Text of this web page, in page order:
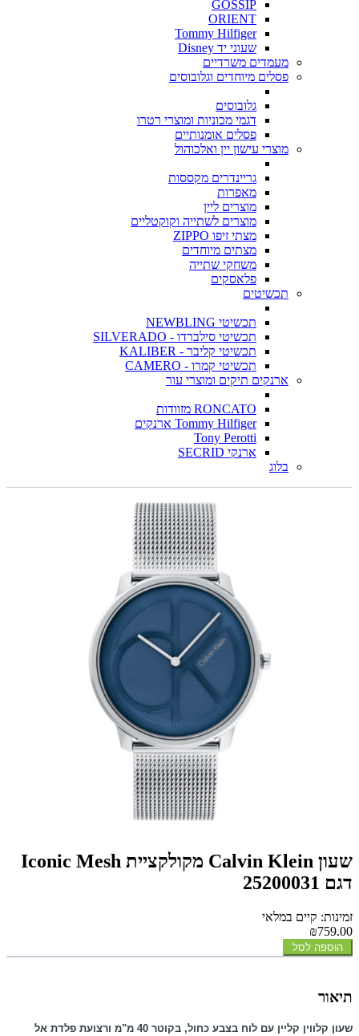
GOSSIP
ORIENT
Tommy Hilfiger
שעוני יד Disney
מעמדים משרדיים
פסלים מיוחדים וגלובוסים
גלובוסים
דגמי מכוניות ומוצרי רטרו
פסלים אומנותיים
מוצרי עישון יין ואלכוהול
גריינדרים מקססות
מאפרות
מוצרים ליין
מוצרים לשתייה וקוקטליים
מצתי זיפו ZIPPO
מצתים מיוחדים
משחקי שתייה
פלאסקים
תכשיטים
תכשיטי NEWBLING
תכשיטי סילברדו - SILVERADO
תכשיטי קליבר - KALIBER
תכשיטי קמרו - CAMERO
ארנקים תיקים ומוצרי עור
RONCATO מזוודות
Tommy Hilfiger ארנקים
Tony Perotti
ארנקי SECRID
בלוג
שעון Calvin Klein מקולקציית Iconic Mesh
דגם 25200031
זמינות: קיים במלאי
₪759.00
הוספה לסל
תיאור
שעון קלווין קליין עם לוח בצבע כחול, בקוטר 40 מ"מ ורצועת פלדת אל